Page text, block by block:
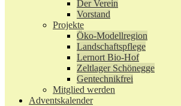
Der Verein
Vorstand
Projekte
Öko-Modellregion
Landschaftspflege
Lernort Bio-Hof
Zeltlager Schönegge
Gentechnikfrei
Mitglied werden
Adventskalender